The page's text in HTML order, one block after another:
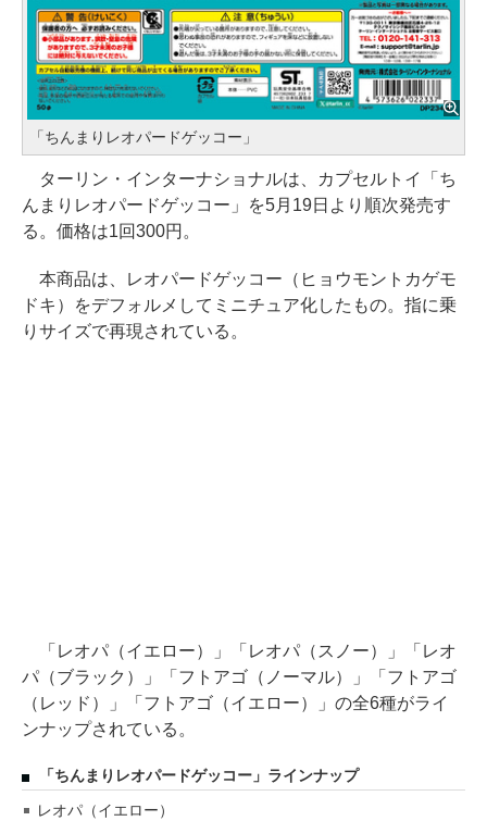
「ちんまりレオパードゲッコー」
ターリン・インターナショナルは、カプセルトイ「ち
んまりレオパードゲッコー」を5月19日より順次発売す
る。価格は1回300円。
本商品は、レオパードゲッコー（ヒョウモントカゲモ
ドキ）をデフォルメしてミニチュア化したもの。指に乗
りサイズで再現されている。
「レオパ（イエロー）」「レオパ（スノー）」「レオ
パ（ブラック）」「フトアゴ（ノーマル）」「フトアゴ
（レッド）」「フトアゴ（イエロー）」の全6種がライ
ンナップされている。
「ちんまりレオパードゲッコー」ラインナップ
レオパ（イエロー）